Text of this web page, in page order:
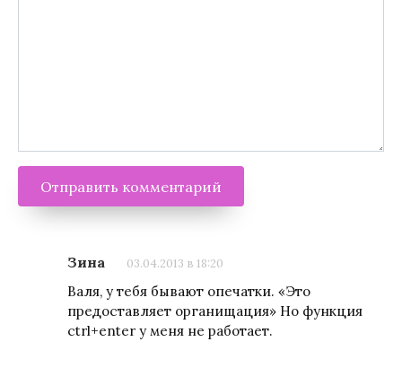
Зина 03.04.2013 в 18:20
Валя, у тебя бывают опечатки. «Это
предоставляет органищация» Но функция
ctrl+enter у меня не работает.